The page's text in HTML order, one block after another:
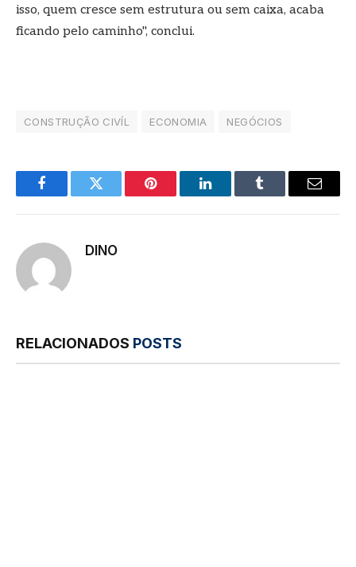
isso, quem cresce sem estrutura ou sem caixa, acaba
ficando pelo caminho", conclui.
CONSTRUÇÃO CIVÍL ECONOMIA NEGÓCIOS
FacebookTwitter Pinterest LinkedInTumblr
E-
DINO
RELACIONADOS POSTS